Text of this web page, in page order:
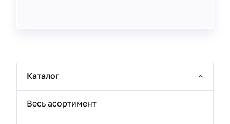
Каталог
Весь асортимент